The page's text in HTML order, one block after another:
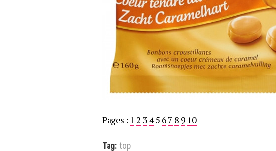
Pages : 1 2 345 6 7 8 9 10
Tag: top